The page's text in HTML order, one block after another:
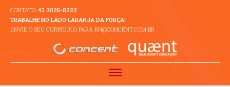
CONTATO: 43 3025-8222
TRABALHE NO LADO LARANJA DA FORÇA!
ENVIE O SEU CURRÍCULO PARA RH@CONCENT.COM.BR